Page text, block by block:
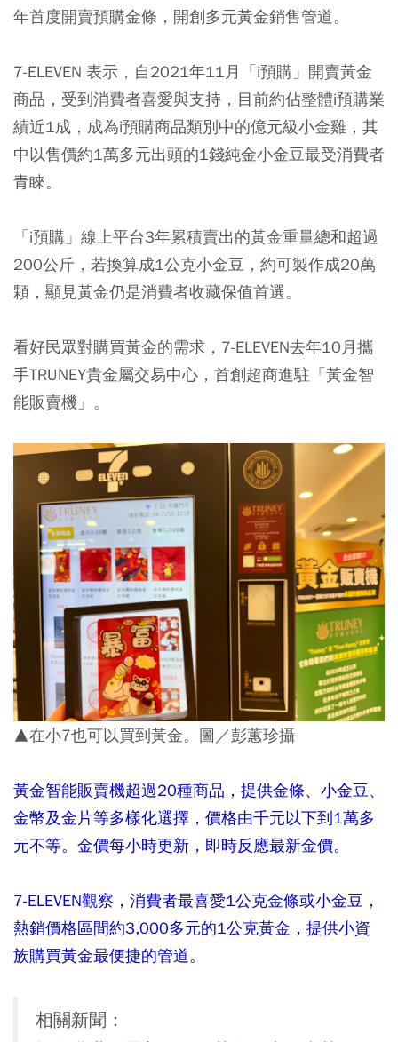
年首度開賣預購金條，開創多元黃金銷售管道。
7-ELEVEN 表示，自2021年11月「i預購」開賣黃金
商品，受到消費者喜愛與支持，目前約佔整體i預購業
績近1成，成為i預購商品類別中的億元級小金雞，其
中以售價約1萬多元出頭的1錢純金小金豆最受消費者
青睞。
「i預購」線上平台3年累積賣出的黃金重量總和超過
200公斤，若換算成1公克小金豆，約可製作成20萬
顆，顯見黃金仍是消費者收藏保值首選。
看好民眾對購買黃金的需求，7-ELEVEN去年10月攜
手TRUNEY貴金屬交易中心，首創超商進駐「黃金智
能販賣機」。
▲在小7也可以買到黃金。圖／彭蕙珍攝
黃金智能販賣機超過20種商品，提供金條、小金豆、
金幣及金片等多樣化選擇，價格由千元以下到1萬多
元不等。金價每小時更新，即時反應最新金價。
7-ELEVEN觀察，消費者最喜愛1公克金條或小金豆，
熱銷價格區間約3,000多元的1公克黃金，提供小資
族購買黃金最便捷的管道。
相關新聞：